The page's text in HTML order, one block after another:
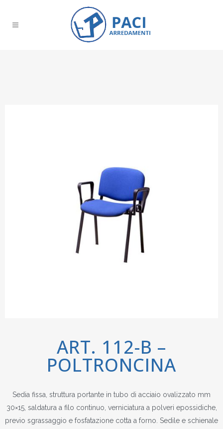
ART. 112-B –
POLTRONCINA
Sedia fissa, struttura portante in tubo di acciaio ovalizzato mm
30×15, saldatura a filo continuo, verniciatura a polveri epossidiche,
previo sgrassaggio e fosfatazione cotta a forno. Sedile e schienale